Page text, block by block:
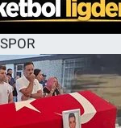
SPOR